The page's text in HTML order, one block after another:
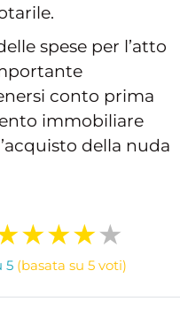
spese per l’atto
conto prima
immobiliare
della nuda
5 (basata su 5 voti)